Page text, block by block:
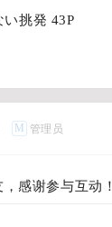
挑発 43P
M 管理员
感谢参与互动！